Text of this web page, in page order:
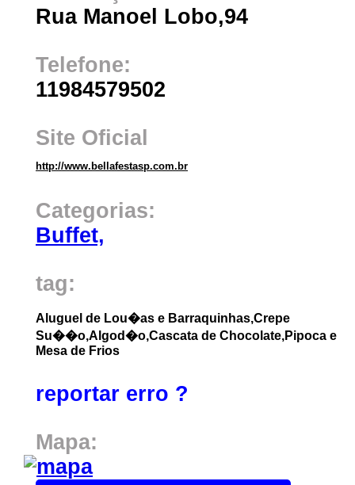
Rua Manoel Lobo,94
Telefone:
11984579502
Site Oficial
http://www.bellafestasp.com.br
Categorias:
Buffet,
tag:
Aluguel de Lou�as e Barraquinhas,Crepe
Su��o,Algod�o,Cascata de Chocolate,Pipoca e
Mesa de Frios
reportar erro ?
Mapa: